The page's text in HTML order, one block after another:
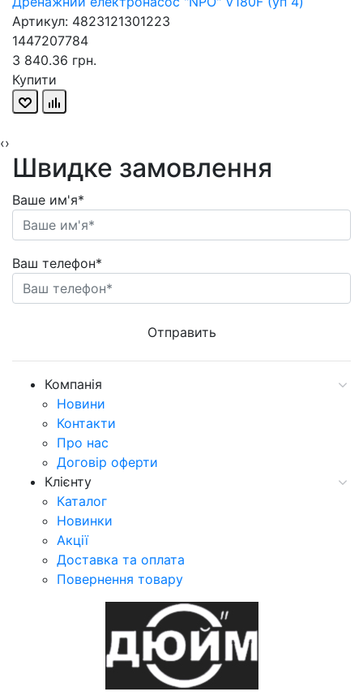
Артикул: 4823121301223
1447207784
3 840.36 грн.
Купити
‹›
Швидке замовлення
Ваше им'я*
Ваш телефон*
Компанія
Новини
Контакти
Про нас
Договір оферти
Клієнту
Каталог
Новинки
Акції
Доставка та оплата
Повернення товару